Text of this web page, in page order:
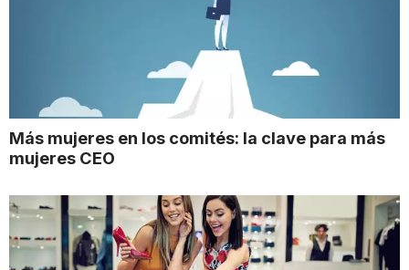
Más mujeres en los comités: la clave para más
mujeres CEO